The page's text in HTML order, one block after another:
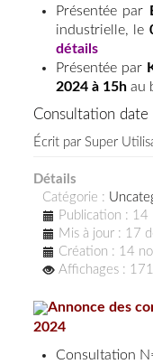
Présentée par
industrielle, le
détails
Présentée par
2024 à 15h au
Consultation
Écrit par Super
Détails
Catégorie :
Publication :
Mis à jour : 17
Création : 14
Affichages :
Annonce des
2024
Consultation